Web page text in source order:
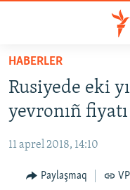
Esas
qaytmaq
Baş
navigatsiyağa
qaytmaq
qaytmaq
SİYASET
CEMİYET
MEDENİYET
HABERLER
Rusiyede eki
yevronıñ
11 aprel 2018, 14:10
Paylaşmaq